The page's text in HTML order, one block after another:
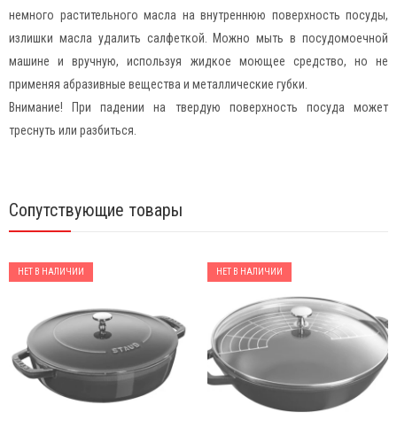
немного растительного масла на внутреннюю поверхность посуды,
излишки масла удалить салфеткой. Можно мыть в посудомоечной
машине и вручную, используя жидкое моющее средство, но не
применяя абразивные вещества и металлические губки.
Внимание! При падении на твердую поверхность посуда может
треснуть или разбиться.
Сопутствующие товары
НЕТ В НАЛИЧИИ НЕТ В НАЛИЧИИ